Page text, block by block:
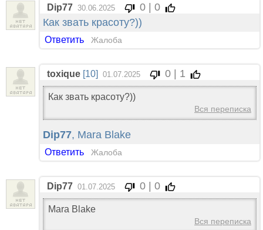
Dip77 30.06.2025
0 | 0
Как звать красоту?))
Ответить Жалоба
toxique [10] 01.07.2025 0 | 1
Как звать красоту?))
Вся переписка
Dip77, Mara Blake
Ответить Жалоба
Dip77 01.07.2025 0 | 0
Mara Blake
Вся переписка